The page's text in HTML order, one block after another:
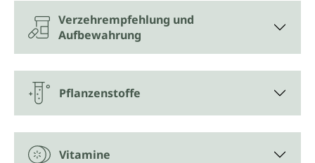
Verzehrempfehlung und
Aufbewahrung
Pflanzenstoffe
Vitamine